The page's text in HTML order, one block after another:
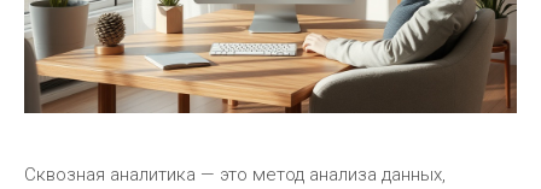
Сквозная аналитика — это метод анализа данных,